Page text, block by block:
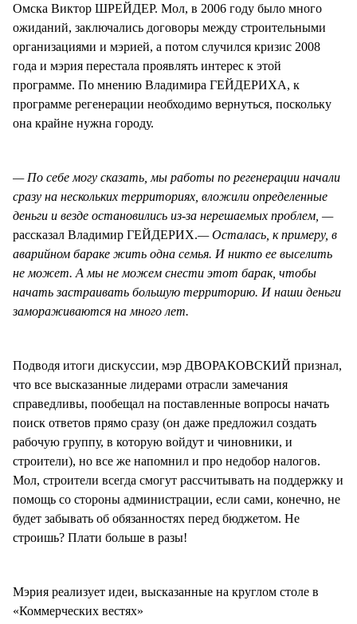
Омска Виктор ШРЕЙДЕР. Мол, в 2006 году было много
ожиданий, заключались договоры между строительными
организациями и мэрией, а потом случился кризис 2008
года и мэрия перестала проявлять интерес к этой
программе. По мнению Владимира ГЕЙДЕРИХА, к
программе регенерации необходимо вернуться, поскольку
она крайне нужна городу.
— По себе могу сказать, мы работы по регенерации начали
сразу на нескольких территориях, вложили определенные
деньги и везде остановились из-за нерешаемых проблем, —
рассказал Владимир ГЕЙДЕРИХ.— Осталась, к примеру, в
аварийном бараке жить одна семья. И никто ее выселить
не может. А мы не можем снести этот барак, чтобы
начать застраивать большую территорию. И наши деньги
замораживаются на много лет.
Подводя итоги дискуссии, мэр ДВОРАКОВСКИЙ признал,
что все высказанные лидерами отрасли замечания
справедливы, пообещал на поставленные вопросы начать
поиск ответов прямо сразу (он даже предложил создать
рабочую группу, в которую войдут и чиновники, и
строители), но все же напомнил и про недобор налогов.
Мол, строители всегда смогут рассчитывать на поддержку и
помощь со стороны администрации, если сами, конечно, не
будет забывать об обязанностях перед бюджетом. Не
строишь? Плати больше в разы!
Мэрия реализует идеи, высказанные на круглом столе в
«Коммерческих вестях»